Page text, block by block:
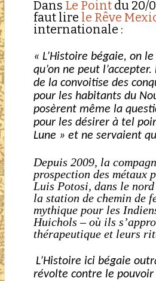
Dans Le Point du 20/
faut lire le Rêve
internationale :
« L’Histoire bégaie, on
qu’on ne peut
de la convoitise des
pour les habitants du
posèrent même la
pour les désirer à tel
Lune » et ne servaient
Depuis 2009, la
prospection des métaux
Luis Potosi, dans le
la station de chemin de
mythique pour les
Huichols – où ils
thérapeutique et leurs
L’Histoire ici bégaie
révolte contre le